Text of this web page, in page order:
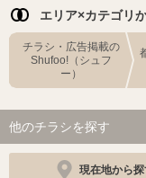
エリア×カテゴリ
チラシ・広告掲載の
Shufoo!（シュフ
ー）
他のチラシを探す
現在地から